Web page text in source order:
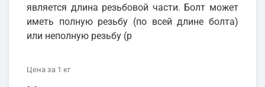
является длина резьбовой части. Болт может
иметь полную резьбу (по всей длине болта)
или неполную резьбу (р
Цена за 1 кг